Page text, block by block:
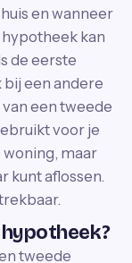
en wanneer
kan
de eerste
een andere
een tweede
voor je
maar
kunt aflossen.
tweede